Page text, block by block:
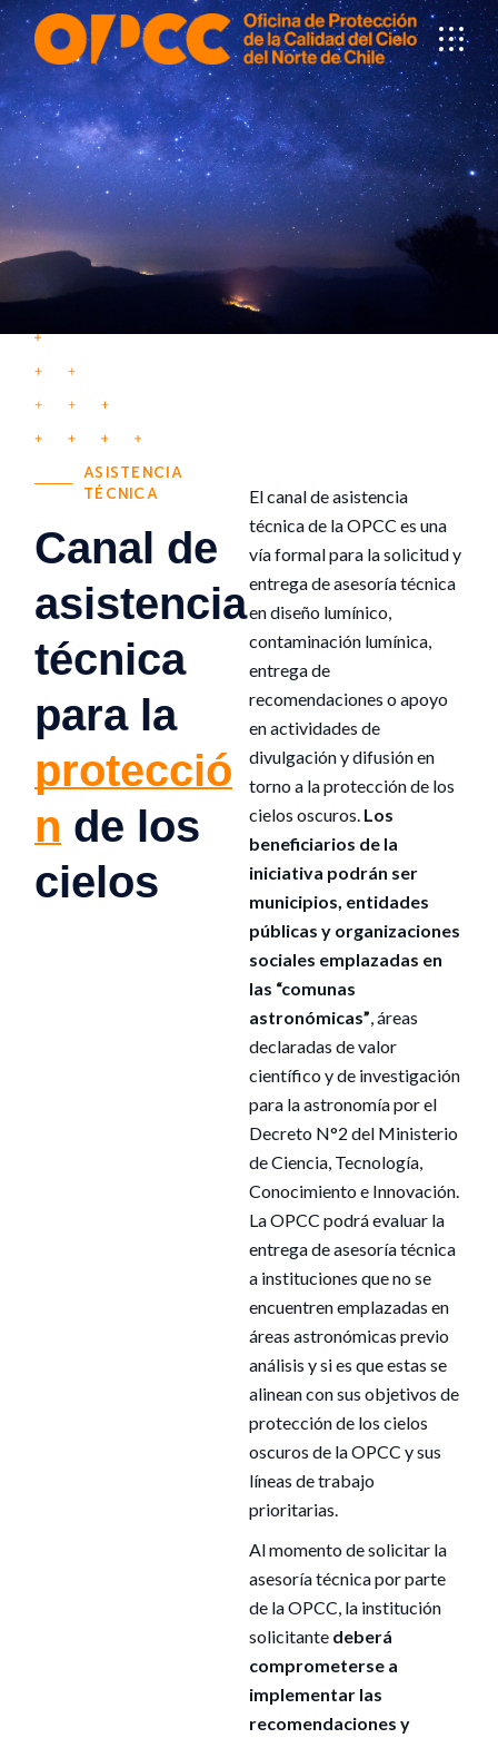
ASISTENCIA
TÉCNICA
Canal de
asistencia
técnica
para la
protecció
n de los
cielos
El canal de asistencia
técnica de la OPCC es una
vía formal para la solicitud y
entrega de asesoría técnica
en diseño lumínico,
contaminación lumínica,
entrega de
recomendaciones o apoyo
en actividades de
divulgación y difusión en
torno a la protección de los
cielos oscuros. Los
beneficiarios de la
iniciativa podrán ser
municipios, entidades
públicas y organizaciones
sociales emplazadas en
las “comunas
astronómicas”, áreas
declaradas de valor
científico y de investigación
para la astronomía por el
Decreto N°2 del Ministerio
de Ciencia, Tecnología,
Conocimiento e Innovación.
La OPCC podrá evaluar la
entrega de asesoría técnica
a instituciones que no se
encuentren emplazadas en
áreas astronómicas previo
análisis y si es que estas se
alinean con sus objetivos de
protección de los cielos
oscuros de la OPCC y sus
líneas de trabajo
prioritarias.
Al momento de solicitar la
asesoría técnica por parte
de la OPCC, la institución
solicitante deberá
comprometerse a
implementar las
recomendaciones y